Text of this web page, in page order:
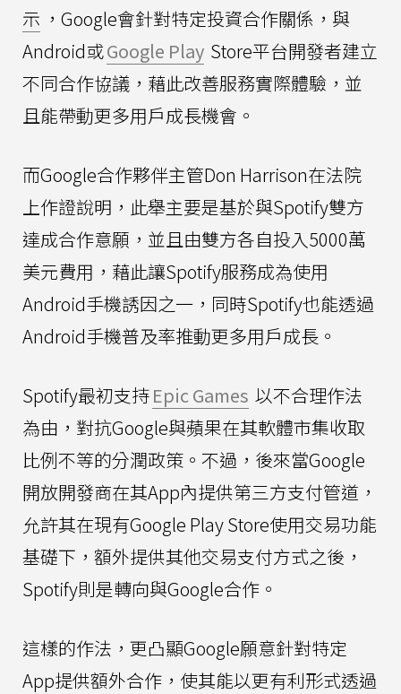
示 ，Google會針對特定投資合作關係，與
Android或Google Play Store平台開發者建立
不同合作協議，藉此改善服務實際體驗，並
且能帶動更多用戶成長機會。
而Google合作夥伴主管Don Harrison在法院
上作證說明，此舉主要是基於與Spotify雙方
達成合作意願，並且由雙方各自投入5000萬
美元費用，藉此讓Spotify服務成為使用
Android手機誘因之一，同時Spotify也能透過
Android手機普及率推動更多用戶成長。
Spotify最初支持Epic Games 以不合理作法
為由，對抗Google與蘋果在其軟體市集收取
比例不等的分潤政策。不過，後來當Google
開放開發商在其App內提供第三方支付管道，
允許其在現有Google Play Store使用交易功能
基礎下，額外提供其他交易支付方式之後，
Spotify則是轉向與Google合作。
這樣的作法，更凸顯Google願意針對特定
App提供額外合作，使其能以更有利形式透過